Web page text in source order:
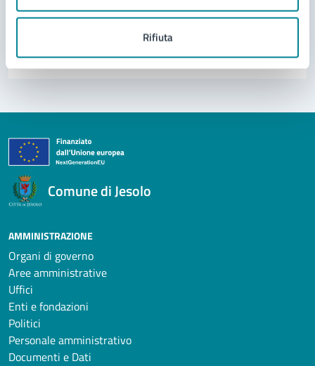
Rifiuta
Problemi in città
Segnala disservizio
Comune di Jesolo
AMMINISTRAZIONE
Organi di governo
Aree amministrative
Uffici
Enti e fondazioni
Politici
Personale amministrativo
Documenti e Dati